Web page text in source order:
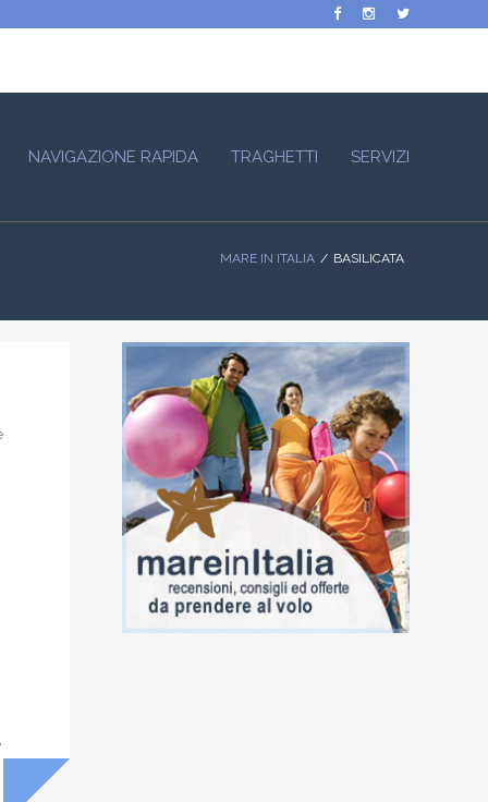
NAVIGAZIONE RAPIDA TRAGHETTI SERVIZI
MARE IN ITALIA BASILICATA